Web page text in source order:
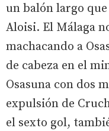
un balón largo
Aloisi. El Málaga
machacando a
de cabeza en el
Osasuna con dos
expulsión de
el sexto gol,